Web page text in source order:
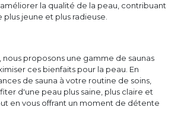
la qualité de la peau, contribuant
jeune et plus radieuse.
nous proposons une gamme de saunas
ces bienfaits pour la peau. En
de sauna à votre routine de soins,
d'une peau plus saine, plus claire et
en vous offrant un moment de détente